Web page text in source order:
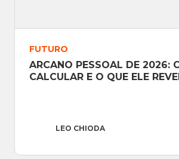
FUTURO
ARCANO PESSOAL DE 2026:
CALCULAR E O QUE ELE
LEO CHIODA